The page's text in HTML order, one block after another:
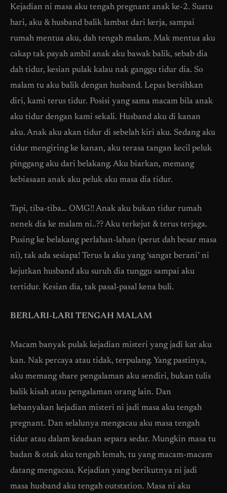
Kejadian ni masa aku tengah pregnant anak ke-2. Suatu
hari, aku & husband balik lambat dari kerja, sampai
rumah mentua aku, dah tengah malam. Mak mentua aku
cakap tak payah ambil anak aku bawak balik, sebab dia
dah tidur, kesian pulak kalau nak ganggu tidur dia. So
malam tu aku balik dengan husband. Lepas bersihkan
diri, kami terus tidur. Posisi yang sama macam bila anak
aku tidur dengan kami sekali. Husband aku di kanan
aku. Anak aku akan tidur di sebelah kiri aku. Sedang aku
tidur mengiring ke kanan, aku terasa tangan kecil peluk
pinggang aku dari belakang. Aku biarkan, memang
kebiasaan anak aku peluk aku masa dia tidur.
Tapi, tiba-tiba… OMG!! Anak aku bukan tidur rumah
nenek dia ke malam ni..?? Aku terkejut & terus terjaga.
Pusing ke belakang perlahan-lahan (perut dah besar masa
ni), tak ada sesiapa! Terus la aku yang ‘sangat berani’ ni
kejutkan husband aku suruh dia tunggu sampai aku
tertidur. Kesian dia, tak pasal-pasal kena buli.
BERLARI-LARI TENGAH MALAM
Macam banyak pulak kejadian misteri yang jadi kat aku
kan. Nak percaya atau tidak, terpulang. Yang pastinya,
aku memang share pengalaman aku sendiri, bukan tulis
balik kisah atau pengalaman orang lain. Dan
kebanyakan kejadian misteri ni jadi masa aku tengah
pregnant. Dan selalunya mengacau aku masa tengah
tidur atau dalam keadaan separa sedar. Mungkin masa tu
badan & otak aku tengah lemah, tu yang macam-macam
datang mengacau. Kejadian yang berikutnya ni jadi
masa husband aku tengah outstation. Masa ni aku